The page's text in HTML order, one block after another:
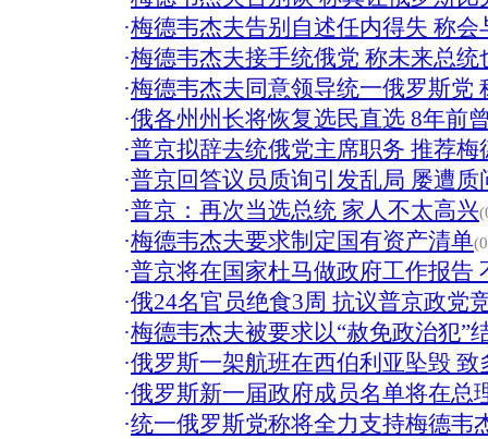
·梅德韦杰夫告别自述任内得失 称会
·梅德韦杰夫接手统俄党 称未来总统
·梅德韦杰夫同意领导统一俄罗斯党
·俄各州州长将恢复选民直选 8年前
·普京拟辞去统俄党主席职务 推荐梅
·普京回答议员质询引发乱局 屡遭质
·普京：再次当选总统 家人不太高兴
·梅德韦杰夫要求制定国有资产清单
·普京将在国家杜马做政府工作报告
·俄24名官员绝食3周 抗议普京政党
·梅德韦杰夫被要求以“赦免政治犯”
·俄罗斯一架航班在西伯利亚坠毁 致
·俄罗斯新一届政府成员名单将在总
·统一俄罗斯党称将全力支持梅德韦